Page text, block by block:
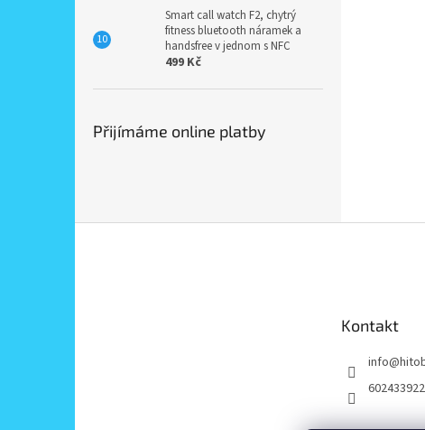
Smart call watch F2, chytrý
fitness bluetooth náramek a
handsfree v jednom s NFC
499 Kč
Přijímáme online platby
Kontakt
info@
602433922